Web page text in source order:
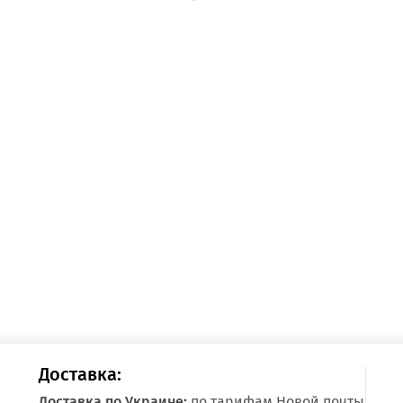
Доставка: